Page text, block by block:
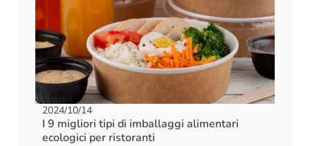
2024/10/14
I 9 migliori tipi di imballaggi alimentari
ecologici per ristoranti